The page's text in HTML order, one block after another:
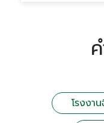
โรงงา